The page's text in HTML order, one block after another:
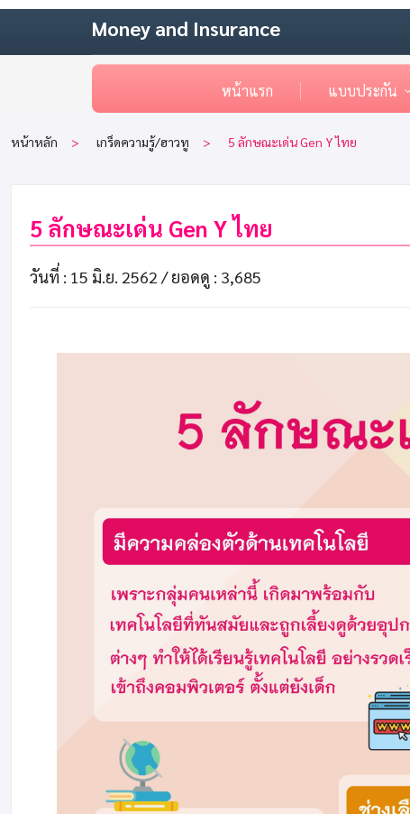
Money and Insurance
หน้าแรก แบบประกัน
หน้าหลัก เกร็ดความรู้/ฮาวทู 5 ลักษณะเด่น Gen Y ไทย
5 ลักษณะเด่น Gen Y ไทย
วันที่ : 15 มิ.ย. 2562 / ยอดดู : 3,685